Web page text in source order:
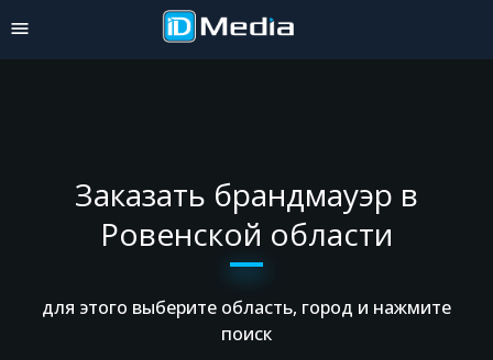
Заказать брандмауэр в
Ровенской области
для этого выберите область, город и нажмите
поиск